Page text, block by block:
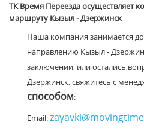
ТК Время Переезда осуществляет
маршруту Кызыл - Дзержинск
Наша компания занимается
направлению Кызыл -
заключении, или остались
Дзержинск, свяжитесь с
способом:
Email: